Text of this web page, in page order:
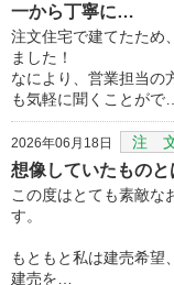
一から丁寧に…
注文住宅で建てたため
ました！
なにより、営業担当の
も気軽に聞くことがで…
2026年06月18日 注
想像していたものと
この度はとても素敵な
す。
もともと私は建売希望
建売を…